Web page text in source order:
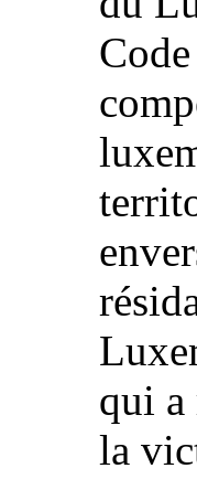
qui a
la